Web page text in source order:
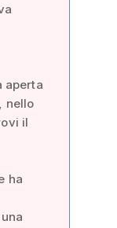
aperta
nello
il
ha